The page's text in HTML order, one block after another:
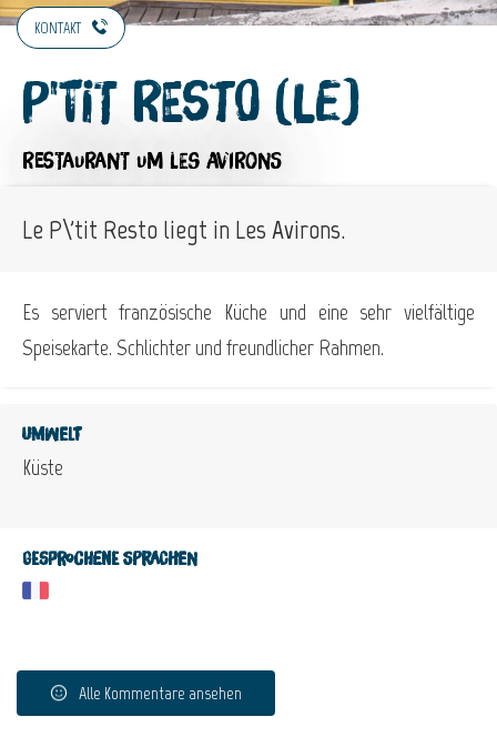
KONTAKT
P'tit Resto (Le)
RESTAURANT UM LES AVIRONS
Le P\'tit Resto liegt in Les Avirons.
Es serviert französische Küche und eine sehr vielfältige
Speisekarte. Schlichter und freundlicher Rahmen.
Umwelt
Küste
Gesprochene Sprachen
Alle Kommentare ansehen